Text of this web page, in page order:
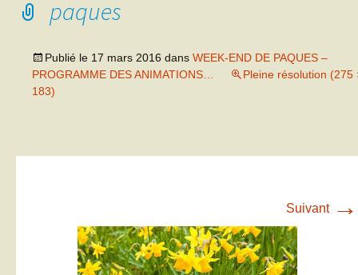
paques
Publié le 17 mars 2016 dans WEEK-END DE PAQUES –
PROGRAMME DES ANIMATIONS…
Pleine résolution (275
183)
Suivant →